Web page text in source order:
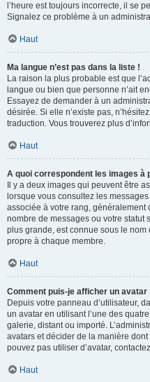
l’heure est toujours incorrecte, il se
Signalez ce problème à un
Haut
Ma langue n’est pas dans la liste !
La raison la plus probable est que
langue ou bien que personne n’ait
Essayez de demander à un
désirée. Si elle n’existe pas,
traduction. Vous trouverez plus
Haut
A quoi correspondent les images à
Il y a deux images qui peuvent être
lorsque vous consultez les messages
associée à votre rang,
nombre de messages ou votre statut
plus grande, est connue sous le nom
propre à chaque membre.
Haut
Comment puis-je afficher un avatar
Depuis votre panneau d’utilisateur,
un avatar en utilisant l’une des
galerie, distant ou importé.
avatars et décider de la manière
pouvez pas utiliser d’avatar,
Haut